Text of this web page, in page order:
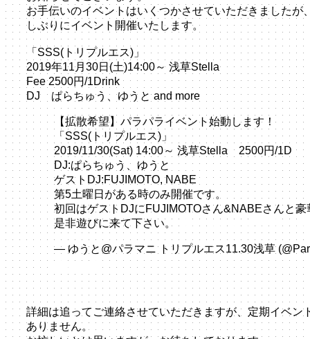
お手伝いのイベントはいくつかさせていただきましたが
しぶりにイベント開催いたします。
「SSS(トリプルエス)」
2019年11月30日(土)14:00～ 浅草Stella
Fee 2500円/1Drink
DJ ぱらちゅう、ゆうと and more
【拡散希望】パラパライベント始動します！
「SSS(トリプルエス)」
2019/11/30(Sat) 14:00～ 浅草Stella 2500円/1D
DJ:ぱらちゅう、ゆうと
ゲストDJ:FUJIMOTO, NABE
第5土曜日がある時のみ開催です。
初回はゲストDJにFUJIMOTOさん&NABEさんと豪
是非遊びに来て下さい。 pic.twitter.com/
— ゆうと@パラマニ トリプルエス11.30浅草
25, 2019
詳細は追ってご連絡させていただきますが、定期イベ
ありません。